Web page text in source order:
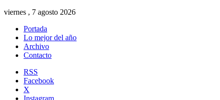
viernes , 7 agosto 2026
Portada
Lo mejor del año
Archivo
Contacto
RSS
Facebook
X
Instagram